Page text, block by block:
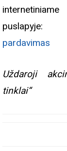
internetiniame
puslapyje:
pardavimas
Uždaroji
tinklai“